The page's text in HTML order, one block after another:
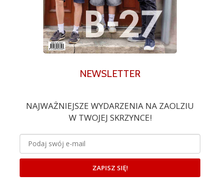
NEWSLETTER
NAJWAŻNIEJSZE WYDARZENIA NA ZAOLZIU
W TWOJEJ SKRZYNCE!
ZAPISZ SIĘ!